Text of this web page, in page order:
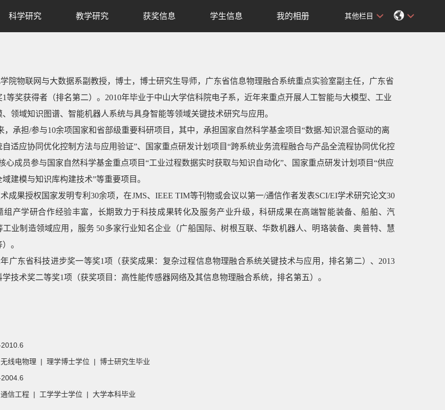
科学研究 教学研究 获奖信息 学生信息 我的相册 其他栏目
院物联网与大数据系副教授， 博士，博士研究生导师， 广东省信息物理融合系统重点实验室副主任，广东省
等奖获得者（排名第二）。2010年毕业于中山大学信科院电子系，近年来重点开展人工智能与大模型、 工业
领域知识图谱、智能机器人系统与具身智能等领域关键技术研究与应用。
，承担/参与10余项国家和省部级重要科研项目，其中，承担国家自然科学基金项目“数据-知识混合驱动的离
自适应协同优化控制方法与应用验证”、国家重点研发计划项目“跨系统业务流程融合与产品全流程协同优化控
心成员参与国家自然科学基金重点项目“工业过程数据实时获取与知识自动化”、国家重点研发计划项目“供应
建模与知识库构建技术”等重要项目。
成果授权 国家发明专利30余项，在JMS、IEEE TIM等刊物或会议以第一/通信作者发表SCI/EI学术研究论文30
组产学研合作经验丰富， 长期致力于科技成果转化及服务产业升级，科研成果在高端智能装备、船舶、汽
工业制造领域应用，服务 50多家行业知名企业（广船国际、树根互联、华数机器人、明珞装备、奥普特、慧
。
年广东省科技进步奖一等奖1项（获奖成果：复杂过程信息物理融合系统关键技术与应用，排名第二）、2013
技术奖二等奖1项（获奖项目：高性能传感器网络及其信息物理融合系统，排名第五）。
线电物理 | 理学博士学位 | 博士研究生毕业
信工程 | 工学学士学位 | 大学本科毕业